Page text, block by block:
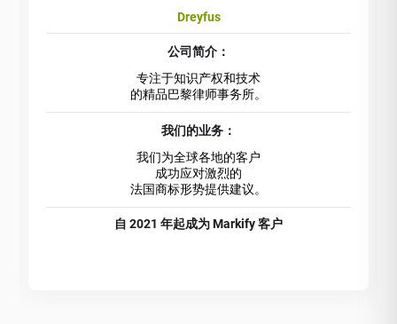
Dreyfus
公司简介：
专注于知识产权和技术
的精品巴黎律师事务所。
我们的业务：
我们为全球各地的客户
成功应对激烈的
法国商标形势提供建议。
自 2021 年起成为 Markify 客户